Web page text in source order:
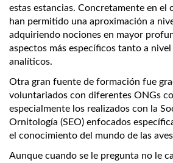
estas estancias. Concretamente en el
han permitido una aproximación a
adquiriendo nociones en mayor
aspectos más específicos tanto a
analíticos.
Otra gran fuente de formación fue
voluntariados con diferentes ONGs
especialmente los realizados con la
Ornitología (SEO) enfocados
el conocimiento del mundo de las
Aunque cuando se le pregunta no le